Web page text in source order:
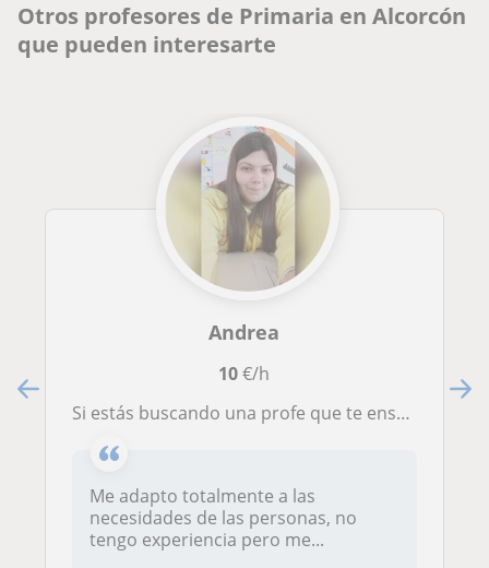
Otros profesores de Primaria en Alcorcón
que pueden interesarte
Andrea
10€/h
Si estás buscando una profe que te enseñe, no dudes en contactar conmigo.
Me adapto totalmente a las
necesidades de las personas, no
tengo experiencia pero me...